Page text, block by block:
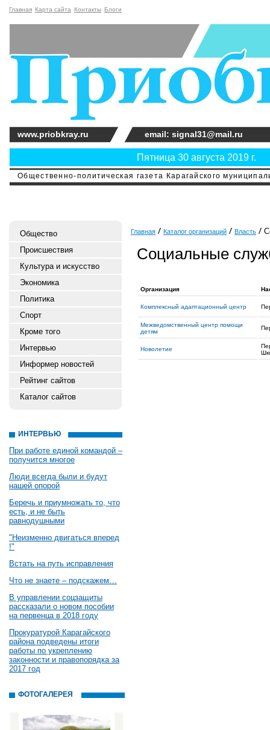
Главная Карта сайта Контакты Блоги
Общественно-политическая газета Карагайского
Пятница 30 августа 2019 г.
www.priobkray.ru email: signal31@mail.ru
Общество
Происшествия
Культура и искусство
Экономика
Политика
Спорт
Кроме того
Интервью
Информер новостей
Рейтинг сайтов
Каталог сайтов
ИНТЕРВЬЮ
При работе единой командой –
получится многое
Люди всегда были и будут
нашей опорой
Беречь и приумножать то, что
есть, и не быть
равнодушными
"Неизменно двигаться вперед
!"
Встать на путь исправления
Что не знаете – подскажем…
В управлении соцзащиты
рассказали о новом пособии
на первенца в 2018 году
Прокуратурой Карагайского
района подведены итоги
работы по укреплению
законности и правопорядка за
2017 год
ФОТОГАЛЕРЕЯ
Главная Каталог организаций Власть
Социальные
Организация
Комплексный адаптационный центр
Межведомственный центр помощи
детям
Новолетие